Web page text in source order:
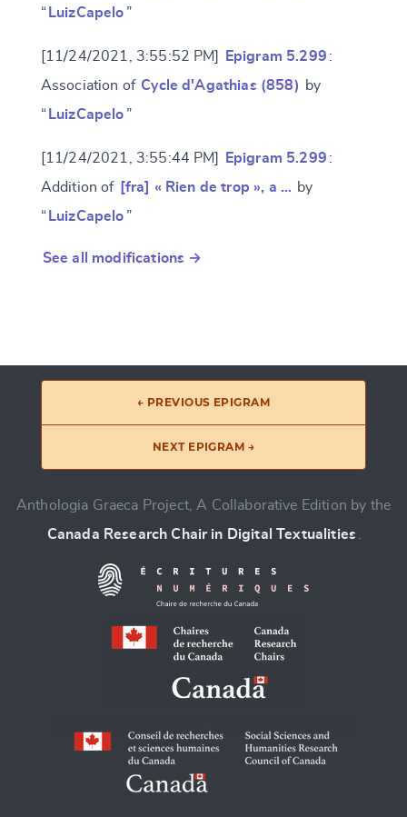
“ LuizCapelo ”
[11/24/2021, 3:55:52 PM] Epigram 5.299 :
Association of Cycle d'Agathias (858)
by
“ LuizCapelo ”
[11/24/2021, 3:55:44 PM] Epigram 5.299 :
Addition of [fra] « Rien de trop », a … by
“ LuizCapelo ”
See all modifications →
← PREVIOUS EPIGRAM
NEXT EPIGRAM →
Anthologia Graeca Project, A Collaborative Edition by the
Canada Research Chair in Digital Textualities